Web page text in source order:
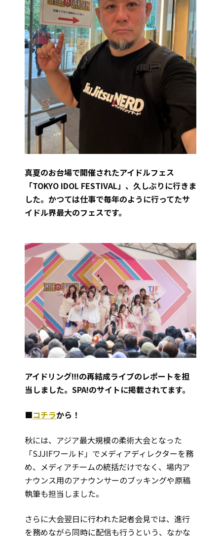
真夏のお台場で開催されたアイドルフェス
「TOKYO IDOL FESTIVAL」、久しぶりに行きま
した。かつては仕事で毎年のように行ってたサ
イドル界最大のフェスです。
アイドリング!!!の再結成ライブのレポートを担
当しました。SPA!のサイトに掲載されてます。
■コチラから！
秋には、アジア最大規模の柔術大会となった
「SJJIFワールド」でメディアディレクターを務
め、メディアチームの統括だけでなく、場内ア
ナウンス用のアナウンサーのブッキングや原稿
執筆も担当しました。
さらに大会翌日に行われた記者会見では、進行
を務めながら同時に配信も行うという、なかな